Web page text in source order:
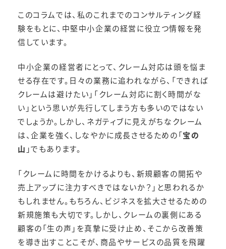
このコラムでは、私のこれまでのコンサルティング経
験をもとに、中堅中小企業の経営に役立つ情報を発
信しています。
中小企業の経営者にとって、クレーム対応は頭を悩ま
せる存在です。日々の業務に追われながら、「できれば
クレームは避けたい」「クレーム対応に割く時間がな
い」という思いが先行してしまう方も多いのではない
でしょうか。しかし、ネガティブに見えがちなクレーム
は、企業を強く、しなやかに成長させるための「宝の
山 」でもあります。
「クレームに時間をかけるよりも、新規顧客の開拓や
売上アップに注力すべきではないか？」と思われるか
もしれません。もちろん、ビジネスを拡大させるための
新規施策も大切です。しかし、クレームの裏側にある
顧客の「生の声」を真摯に受け止め、そこから改善策
を導き出すことこそが、商品やサービスの品質を飛躍